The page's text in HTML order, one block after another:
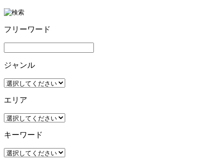
フリーワード
ジャンル
エリア
キーワード